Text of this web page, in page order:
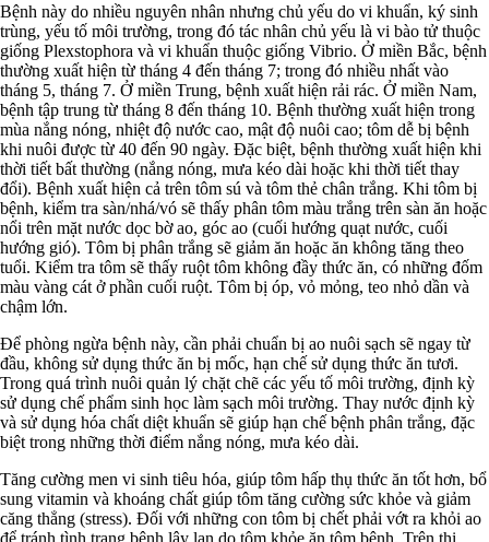
Bệnh này do nhiều nguyên nhân nhưng chủ yếu do vi khuẩn, ký sinh
trùng, yếu tố môi trường, trong đó tác nhân chủ yếu là vi bào tử thuộc
giống Plexstophora và vi khuẩn thuộc giống Vibrio. Ở miền Bắc, bệnh
thường xuất hiện từ tháng 4 đến tháng 7; trong đó nhiều nhất vào
tháng 5, tháng 7. Ở miền Trung, bệnh xuất hiện rải rác. Ở miền Nam,
bệnh tập trung từ tháng 8 đến tháng 10. Bệnh thường xuất hiện trong
mùa nắng nóng, nhiệt độ nước cao, mật độ nuôi cao; tôm dễ bị bệnh
khi nuôi được từ 40 đến 90 ngày. Đặc biệt, bệnh thường xuất hiện khi
thời tiết bất thường (nắng nóng, mưa kéo dài hoặc khi thời tiết thay
đổi). Bệnh xuất hiện cả trên tôm sú và tôm thẻ chân trắng. Khi tôm bị
bệnh, kiểm tra sàn/nhá/vó sẽ thấy phân tôm màu trắng trên sàn ăn hoặc
nổi trên mặt nước dọc bờ ao, góc ao (cuối hướng quạt nước, cuối
hướng gió). Tôm bị phân trắng sẽ giảm ăn hoặc ăn không tăng theo
tuổi. Kiểm tra tôm sẽ thấy ruột tôm không đầy thức ăn, có những đốm
màu vàng cát ở phần cuối ruột. Tôm bị óp, vỏ mỏng, teo nhỏ dần và
chậm lớn.
Để phòng ngừa bệnh này, cần phải chuẩn bị ao nuôi sạch sẽ ngay từ
đầu, không sử dụng thức ăn bị mốc, hạn chế sử dụng thức ăn tươi.
Trong quá trình nuôi quản lý chặt chẽ các yếu tố môi trường, định kỳ
sử dụng chế phẩm sinh học làm sạch môi trường. Thay nước định kỳ
và sử dụng hóa chất diệt khuẩn sẽ giúp hạn chế bệnh phân trắng, đặc
biệt trong những thời điểm nắng nóng, mưa kéo dài.
Tăng cường men vi sinh tiêu hóa, giúp tôm hấp thụ thức ăn tốt hơn, bổ
sung vitamin và khoáng chất giúp tôm tăng cường sức khỏe và giảm
căng thẳng (stress). Đối với những con tôm bị chết phải vớt ra khỏi ao
để tránh tình trạng bệnh lây lan do tôm khỏe ăn tôm bệnh. Trên thị